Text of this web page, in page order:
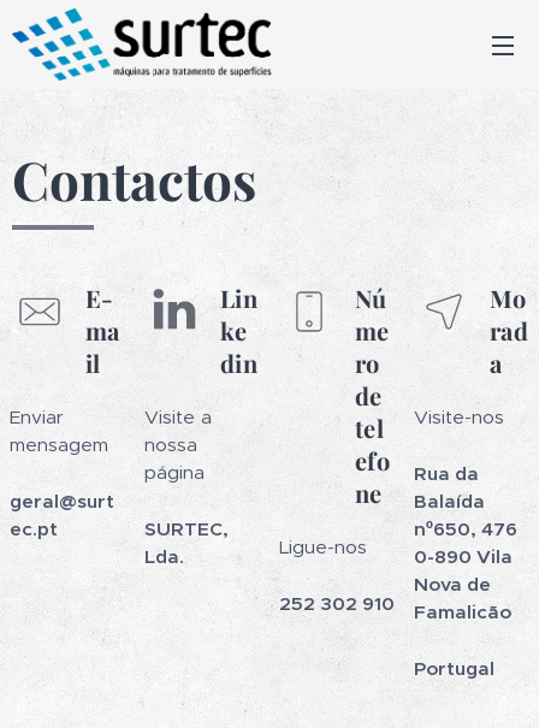
Contactos
E-
ma
il
Enviar
mensagem
geral@surt
ec.pt
Lin
ke
din
Visite a
nossa
página
SURTEC,
Lda.
Nú
me
ro
de
tel
efo
ne
Ligue-nos
252 302 910
Mo
rad
a
Visite-nos
Rua da
Balaída
nº650,476
0-890 Vila
Nova de
Famalicão
Portugal